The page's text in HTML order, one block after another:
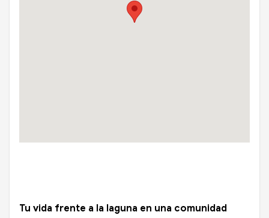
Tu vida frente a la laguna en una comunidad